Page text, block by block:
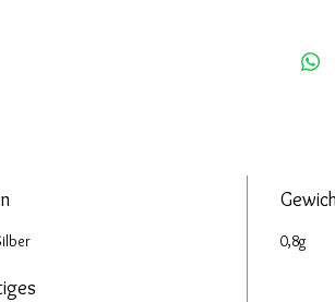
0,8g